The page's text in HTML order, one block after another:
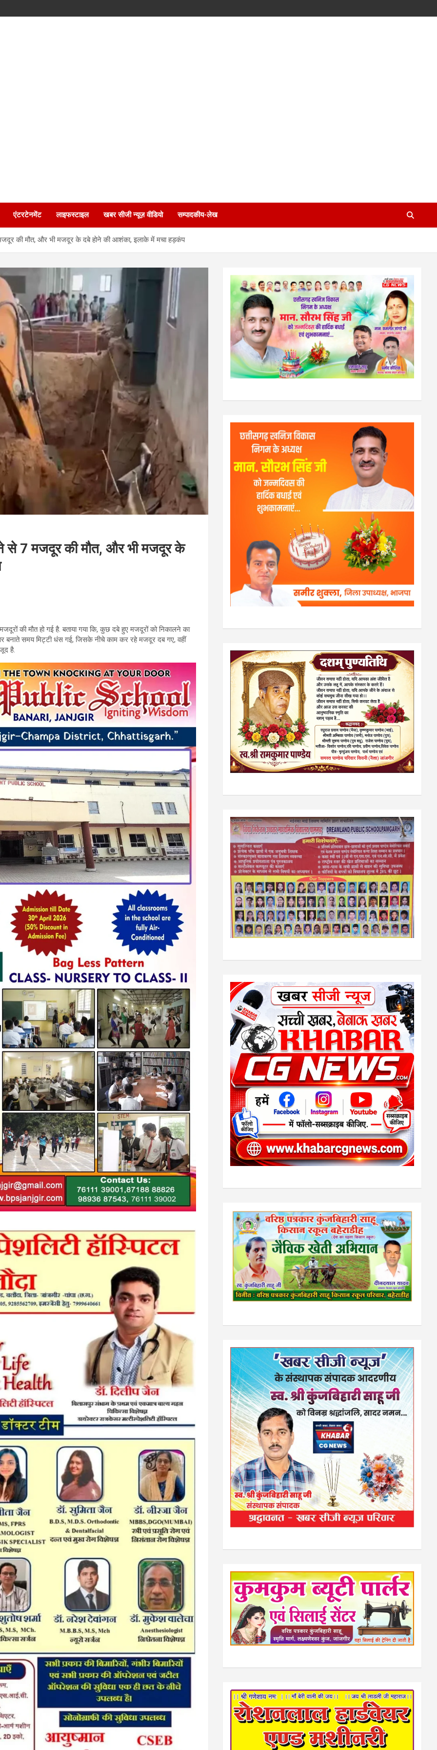
एंटरटेनमेंट लाइफस्टाइल खबर सीजी न्यूज़ वीडियो सम्पादकीय-लेख
मजदूर की मौत, और भी मजदूर के दबे होने की आशंका, इलाके में मचा हड़कंप
से 7 मजदूर की मौत, और भी मजदूर के
की मौत हो गई है. बताया गया कि, कुछ दबे हुए मजदूरों को निकालने का
बनाते समय मिट्टी धंस गई, जिसके नीचे काम कर रहे मजदूर दब गए, वहीं
है.